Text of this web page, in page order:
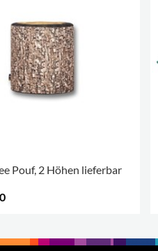
Pouf, 2 Höhen lieferbar